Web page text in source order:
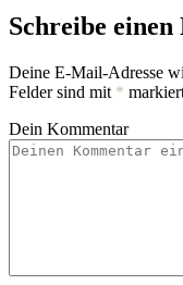
Schreibe
Deine E-Mail-Adresse
Felder sind mit *
Dein Kommentar